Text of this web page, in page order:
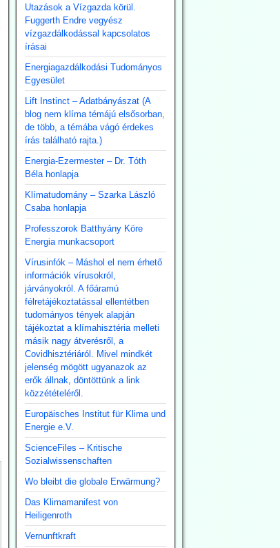
Utazások a Vízgazda körül.
Fuggerth Endre vegyész
vízgazdálkodással kapcsolatos
írásai
Energiagazdálkodási Tudományos
Egyesület
Lift Instinct – Adatbányászat (A
blog nem klíma témájú elsősorban,
de több, a témába vágó érdekes
írás található rajta.)
Energia-Ezermester – Dr. Tóth
Béla honlapja
Klímatudomány – Szarka László
Csaba honlapja
Professzorok Batthyány Köre
Energia munkacsoport
Vírusinfók – Máshol el nem érhető
információk vírusokról,
járványokról. A főáramú
félretájékoztatással ellentétben
tudományos tények alapján
tájékoztat a klímahisztéria melleti
másik nagy átverésről, a
Covidhisztériáról. Mivel mindkét
jelenség mögött ugyanazok az
erők állnak, döntöttünk a link
közzétételéről.
Europäisches Institut für Klima und
Energie e.V.
ScienceFiles – Kritische
Sozialwissenschaften
Wo bleibt die globale Erwärmung?
Das Klimamanifest von
Heiligenroth
Vernunftkraft